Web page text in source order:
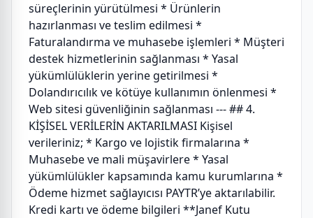
süreçlerinin yürütülmesi * Ürünlerin
hazırlanması ve teslim edilmesi *
Faturalandırma ve muhasebe işlemleri * Müşteri
destek hizmetlerinin sağlanması * Yasal
yükümlülüklerin yerine getirilmesi *
Dolandırıcılık ve kötüye kullanımın önlenmesi *
Web sitesi güvenliğinin sağlanması --- ## 4.
KİŞİSEL VERİLERİN AKTARILMASI Kişisel
verileriniz; * Kargo ve lojistik firmalarına *
Muhasebe ve mali müşavirlere * Yasal
yükümlülükler kapsamında kamu kurumlarına *
Ödeme hizmet sağlayıcısı PAYTR’ye aktarılabilir.
Kredi kartı ve ödeme bilgileri **Janef Kutu